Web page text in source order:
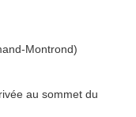
Montrond)
au sommet du